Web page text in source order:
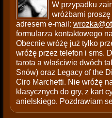
W przypadku
wróżbami
adresem e-mail:
formularza kontaktowego
Obecnie wróżę już tylko
wróżę przez telefon i sms.
tarota a właściwie dwóch
Snów) oraz Legacy of the
Ciro Marchetti. Nie wróżę
klasycznych do gry, z kart
anielskiego. Pozdrawiam